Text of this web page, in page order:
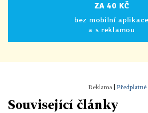
ZA 40 KČ
bez mobilní aplikace
a s reklamou
Předplatné
Související články